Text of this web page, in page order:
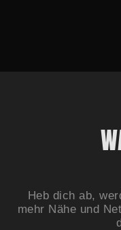
Heb dich ab,
mehr Nähe und